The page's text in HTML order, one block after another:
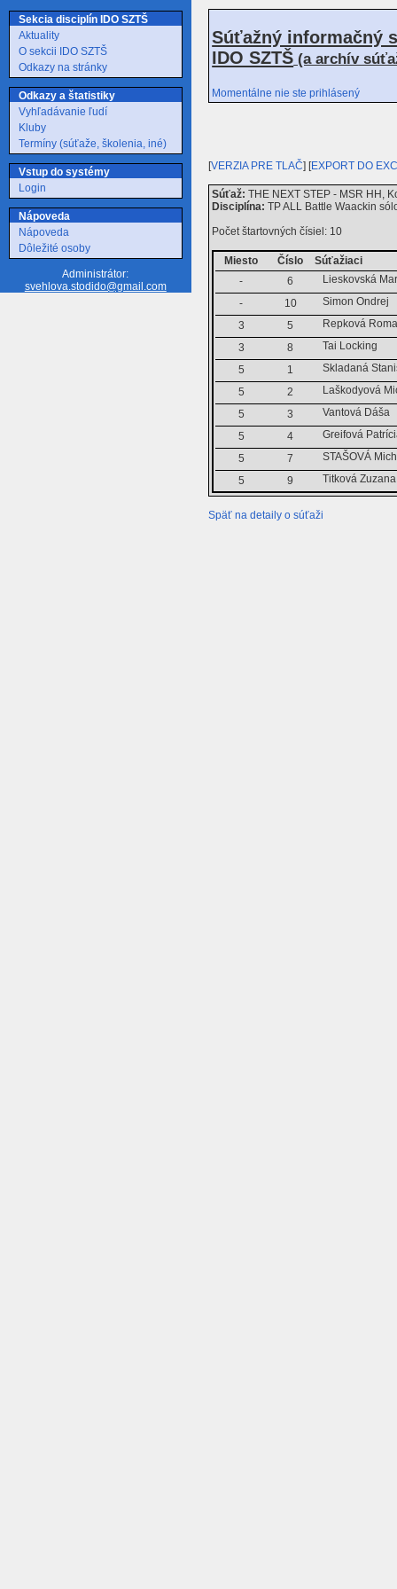
Sekcia disciplín IDO SZTŠ
Aktuality
O sekcii IDO SZTŠ
Odkazy na stránky
Odkazy a štatistiky
Vyhľadávanie ľudí
Kluby
Termíny (súťaže, školenia, iné)
Vstup do systémy
Login
Nápoveda
Nápoveda
Dôležité osoby
Administrátor:
svehlova.stodido@gmail.com
Súťažný informačný
IDO SZTŠ (a archív
Momentálne nie ste prihlásený
[VERZIA PRE TLAČ] [EXPORT DO
Súťaž: THE NEXT STEP - MSR HH,
Disciplína: TP ALL Battle Waackin
Počet štartovných čísiel: 10
Miesto Číslo
Súťažiaci
-
6
Lieskovská
-
10
Simon Ondrej
3
5
Repková
3
8
Tai Locking
5
1
Skladaná
5
2
Laškodyová
5
3
Vantová Dáša
5
4
Greifová
5
7
STAŠOVÁ
5
9 Titková Zuzana
Späť na detaily o súťaži